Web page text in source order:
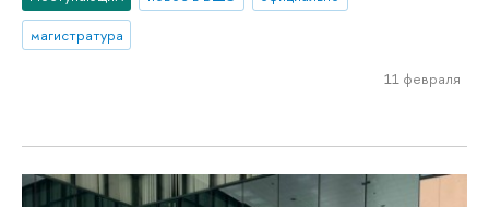
магистратура
11 февраля